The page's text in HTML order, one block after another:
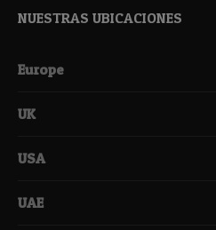
NUESTRAS UBICACIONES
Europe
UK
USA
UAE